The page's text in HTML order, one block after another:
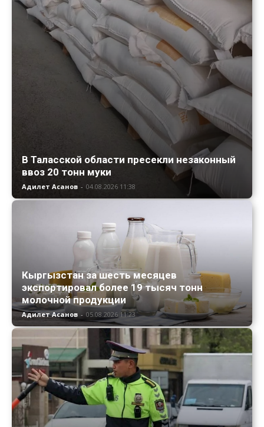
В Таласской области пресекли незаконный
ввоз 20 тонн муки
Адилет Асанов - 04.08.2026 11:38
Кыргызстан за шесть месяцев
экспортировал более 19 тысяч тонн
молочной продукции
Адилет Асанов - 05.08.2026 11:23